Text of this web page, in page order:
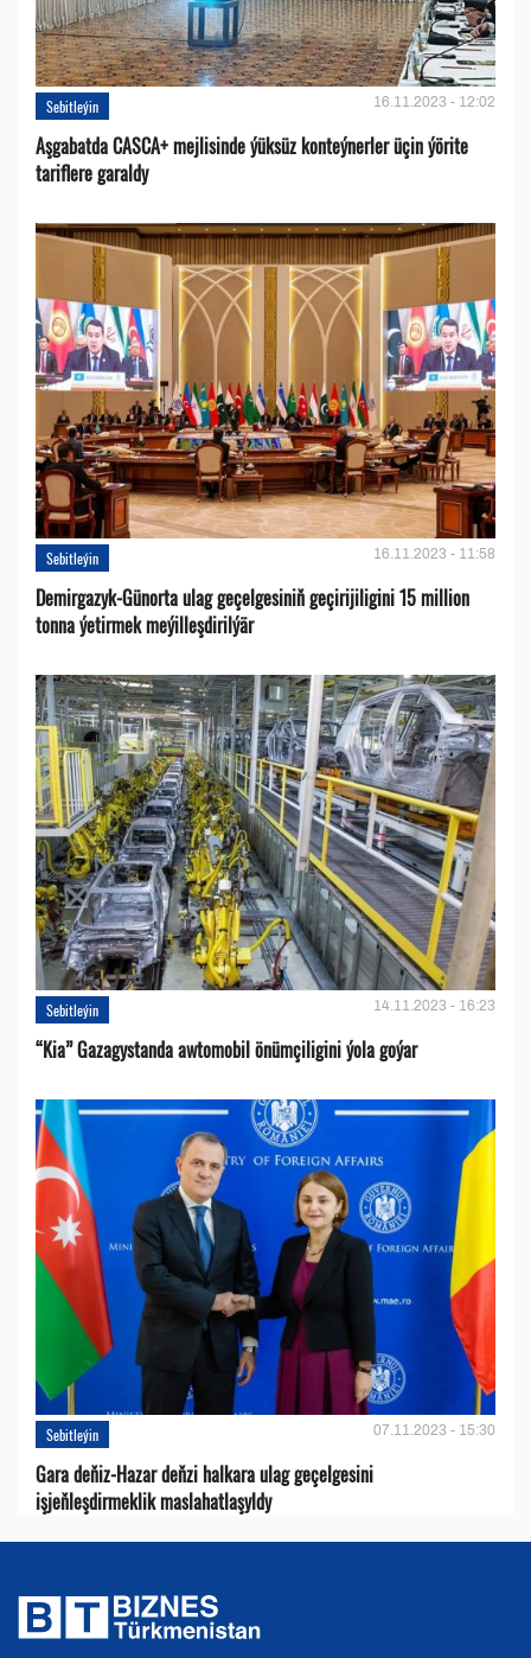
Sebitleýin 16.11.2023 - 12:02
Aşgabatda CASCA+ mejlisinde ýüksüz konteýnerler üçin ýörite
tariflere garaldy
Sebitleýin 16.11.2023 - 11:58
Demirgazyk-Günorta ulag geçelgesiniň geçirijiligini 15 million
tonna ýetirmek meýilleşdirilýär
Sebitleýin 14.11.2023 - 16:23
“Kia” Gazagystanda awtomobil önümçiligini ýola goýar
Sebitleýin 07.11.2023 - 15:30
Gara deňiz-Hazar deňzi halkara ulag geçelgesini
işjeňleşdirmeklik maslahatlaşyldy